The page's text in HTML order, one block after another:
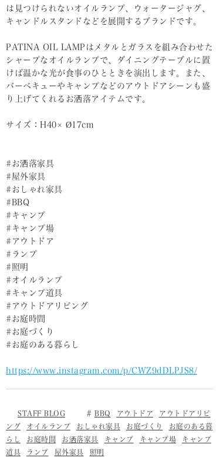
は見つけられないオイルランプ、ウォータージャグ、
キャンドルスタンドなどを展開するブランドです。
PATINA OIL LAMPはメタルとガラスを組み合わせた
シャープなオイルランプで、ダイニングテーブルに置
けば温かな光が食事のひとときを演出します。また、
バーベキューやキャンプなどのアウトドアシーンも盛
り上げてくれるお洒落アイテムです。
サイズ：H40× Ø17cm
#お洒落家具
#屋外家具
#おしゃれ家具
#BBQ
#キャンプ
#キャンプ場
#アウトドア
#ランプ
#照明
#オイルランプ
#キャンプ道具
#アウトドアリビング
#お庭時間
#お庭づくり
#お庭のある暮らし
https://www.instagram.com/p/CWZ9dDLPJS8/
STAFF BLOG BBQ アウトドア
アウトドアリビ
ング
オイルランプ おしゃれ家具 お庭づくり
お庭のある暮
らし
お庭時間 お洒落家具 キャンプ キャンプ場
キャンプ
道具
ランプ 屋外家具 照明